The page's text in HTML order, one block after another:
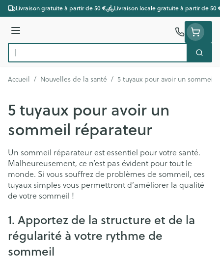
Aller au contenu
Livraison gratuite à partir de 50 € Livraison locale gratuite à partir de 50
Menu
Rechercher
Accueil / Nouvelles de la santé / 5 tuyaux pour avoir un sommeil
5 tuyaux pour avoir un
sommeil réparateur
Un sommeil réparateur est essentiel pour votre santé.
Malheureusement, ce n’est pas évident pour tout le
monde. Si vous souffrez de problèmes de sommeil, ces
tuyaux simples vous permettront d’améliorer la qualité
de votre sommeil !
1. Apportez de la structure et de la
régularité à votre rythme de
sommeil